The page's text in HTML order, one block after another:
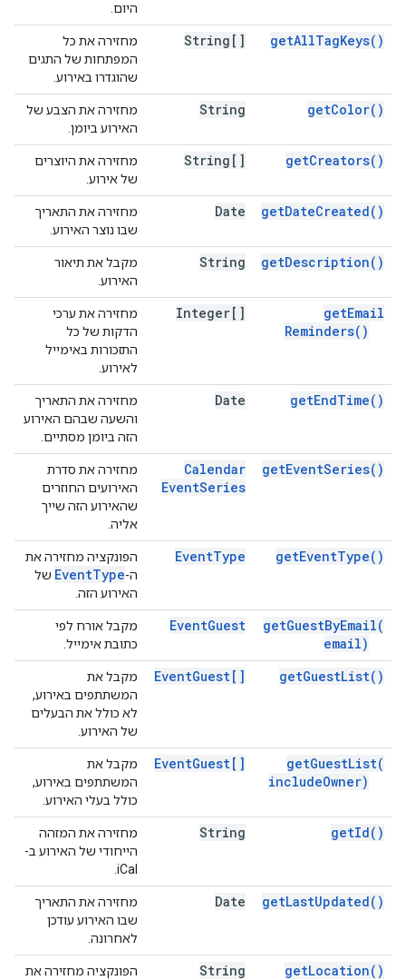
היום.
getAllTagKeys( )
String[]
מחזירה את כל
המפתחות של התגים
שהוגדרו באירוע.
getColor( )
String
מחזירה את הצבע של
האירוע ביומן.
getCreators( )
String[]
מחזירה את היוצרים
של אירוע.
getDateCreated( )
Date
מחזירה את התאריך
שבו נוצר האירוע.
getDescription( )
String
מקבל את תיאור
האירוע.
getEmail
Reminders( )
Integer[]
מחזירה את ערכי
הדקות של כל
התזכורות באימייל
לאירוע.
getEndTime( )
Date
מחזירה את התאריך
והשעה שבהם האירוע
הזה ביומן מסתיים.
getEventSeries( )
Calendar
EventSeries
מחזירה את סדרת
האירועים החוזרים
שהאירוע הזה שייך
אליה.
getEventType( )
EventType
הפונקציה מחזירה את
ה-
EventType
של
האירוע הזה.
getGuestByEmail(
email)
EventGuest
מקבל אורח לפי
כתובת אימייל.
getGuestList( )
EventGuest[]
מקבל את
המשתתפים באירוע,
לא כולל את הבעלים
של האירוע.
getGuestList(
includeOwner)
EventGuest[]
מקבל את
המשתתפים באירוע,
כולל בעלי האירוע.
getId( )
String
מחזירה את המזהה
הייחודי של האירוע ב-
iCal.
getLastUpdated( )
Date
מחזירה את התאריך
שבו האירוע עודכן
לאחרונה.
getLocation( )
String הפונקציה מחזירה את